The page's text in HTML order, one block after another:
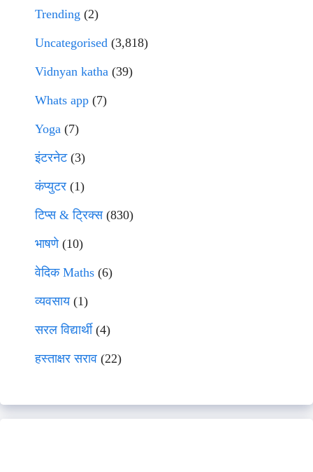
Trending (2)
Uncategorised (3,818)
Vidnyan katha (39)
Whats app (7)
Yoga (7)
इंटरनेट(3)
कंप्युटर (1)
टिप्स & ट्रिक्स(830)
भाषणे(10)
वेदिक Maths (6)
व्यवसाय(1)
सरल विद्यार्थी(4)
हस्ताक्षर सराव (22)